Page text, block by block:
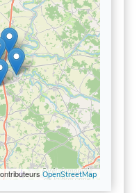
OpenStreetMap